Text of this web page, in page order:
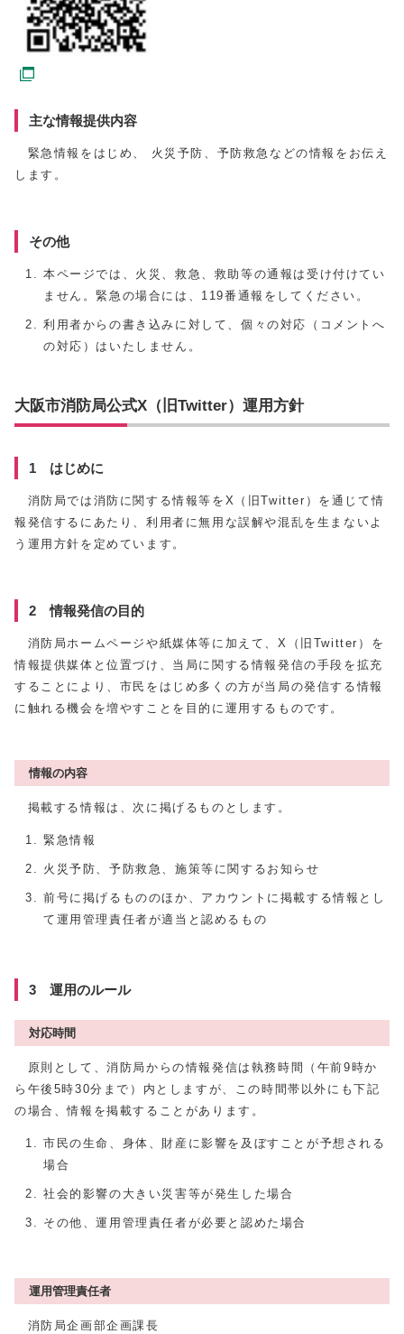
主な情報提供内容
緊急情報をはじめ、 火災予防、予防救急などの情報をお伝え
します。
その他
本ページでは、火災、救急、救助等の通報は受け付けてい
ません。緊急の場合には、119番通報をしてください。
利用者からの書き込みに対して、個々の対応（コメントへ
の対応）はいたしません。
大阪市消防局公式X（旧Twitter）運用方針
1 はじめに
消防局では消防に関する情報等をX（旧Twitter）を通じて情
報発信するにあたり、利用者に無用な誤解や混乱を生まないよ
う運用方針を定めています。
2 情報発信の目的
消防局ホームページや紙媒体等に加えて、X（旧Twitter）を
情報提供媒体と位置づけ、当局に関する情報発信の手段を拡充
することにより、市民をはじめ多くの方が当局の発信する情報
に触れる機会を増やすことを目的に運用するものです。
情報の内容
掲載する情報は、次に掲げるものとします。
緊急情報
火災予防、予防救急、施策等に関するお知らせ
前号に掲げるもののほか、アカウントに掲載する情報とし
て運用管理責任者が適当と認めるもの
3 運用のルール
対応時間
原則として、消防局からの情報発信は執務時間（午前9時か
ら午後5時30分まで）内としますが、この時間帯以外にも下記
の場合、情報を掲載することがあります。
市民の生命、身体、財産に影響を及ぼすことが予想される
場合
社会的影響の大きい災害等が発生した場合
その他、運用管理責任者が必要と認めた場合
運用管理責任者
消防局企画部企画課長